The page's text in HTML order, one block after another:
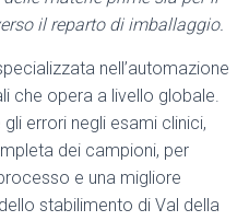
il reparto di imballaggio.
nell’automazione
che opera a livello globale.
errori negli esami clinici,
dei campioni, per
e una migliore
stabilimento di Val della